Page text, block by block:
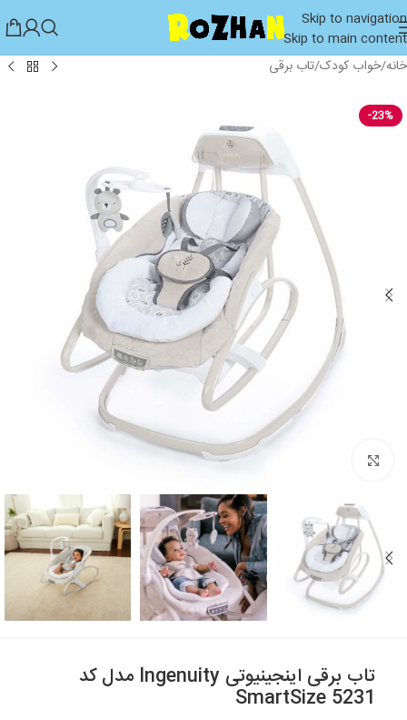
Skip to navigation
Skip to main content
خانه/خواب کودک/تاب برقی
-23%
تاب برقی اینجینیوتی Ingenuity مدل کد
5231 SmartSize